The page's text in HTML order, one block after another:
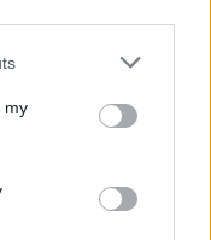
my
hogy kifordításkor ne
elvarrjuk.
receptjeidet, hogy mi is